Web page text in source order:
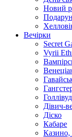
Новий
Вечірки
Secret
Vyrii
Дівич-
Діско
Кабаре
Казино,